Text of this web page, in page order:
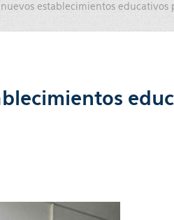
establecimientos educativos